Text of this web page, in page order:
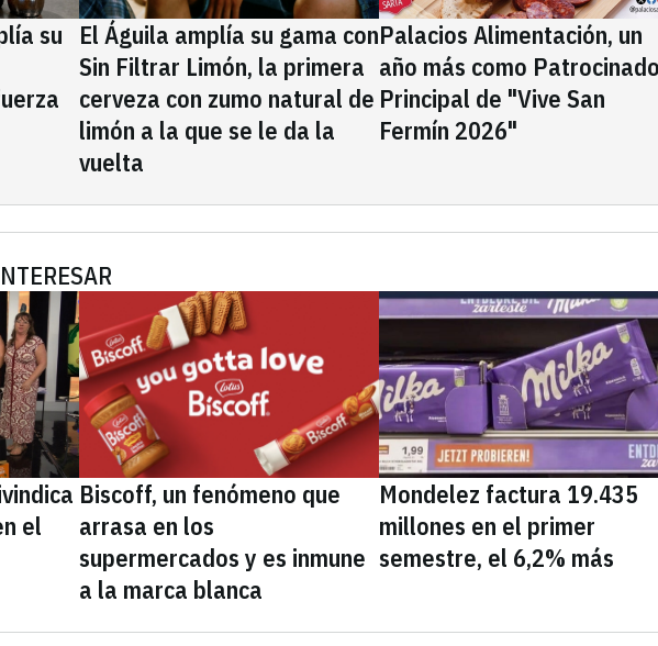
su
El Águila amplía su gama con
Sin Filtrar Limón, la primera
cerveza con zumo natural de
limón a la que se le da la
vuelta
Palacios Alimentación, un
año más como
Principal de "Vive San
Fermín 2026"
el
Biscoff, un fenómeno que
arrasa en los
supermercados y es inmune
a la marca blanca
Mondelez factura 19.435
millones en el primer
semestre, el 6,2% más